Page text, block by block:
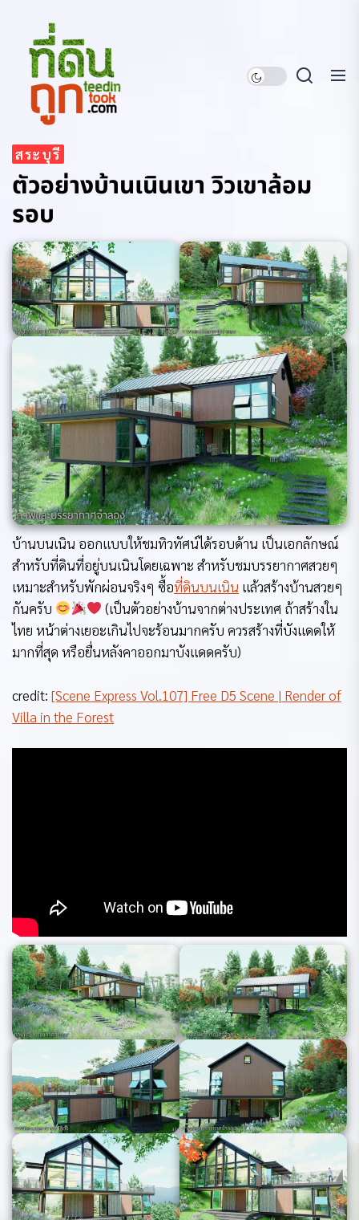
content
ที่ดินถูก
สระบุรี
ตัวอย่างบ้านเนินเขา วิวเขาล้อม
รอบ
บ้านบนเนิน ออกแบบให้ชมทิวทัศน์ได้รอบด้าน เป็นเอกลักษณ์
สำหรับที่ดินที่อยู่บนเนินโดยเฉพาะ สำหรับชมบรรยากาศสวยๆ
เหมาะสำหรับพักผ่อนจริงๆ ซื้อที่ดินบนเนิน แล้วสร้างบ้านสวยๆ
กันครับ
(เป็นตัวอย่างบ้านจากต่างประเทศ ถ้าสร้างใน
ไทย หน้าต่างเยอะเกินไปจะร้อนมากครับ ควรสร้างที่บังแดดให้
มากที่สุด หรือยื่นหลังคาออกมาบังแดดครับ)
credit: [Scene Express Vol.107] Free D5 Scene | Render of
Villa in the Forest